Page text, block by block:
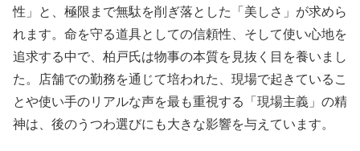
性」と、極限まで無駄を削ぎ落とした「美しさ」が求めら
れます。命を守る道具としての信頼性、そして使い心地を
追求する中で、柏戸氏は物事の本質を見抜く目を養いまし
た。店舗での勤務を通じて培われた、現場で起きているこ
とや使い手のリアルな声を最も重視する「現場主義」の精
神は、後のうつわ選びにも大きな影響を与えています。